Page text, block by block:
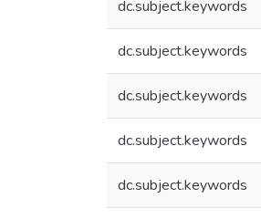
dc.subject.keywords
dc.subject.keywords
dc.subject.keywords
dc.subject.keywords
dc.subject.keywords